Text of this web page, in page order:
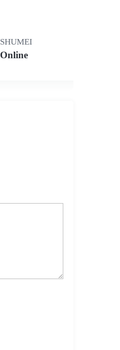
SHUMEI
Online